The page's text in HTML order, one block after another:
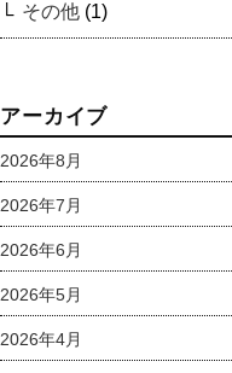
その他 (1)
アーカイブ
2026年8月
2026年7月
2026年6月
2026年5月
2026年4月